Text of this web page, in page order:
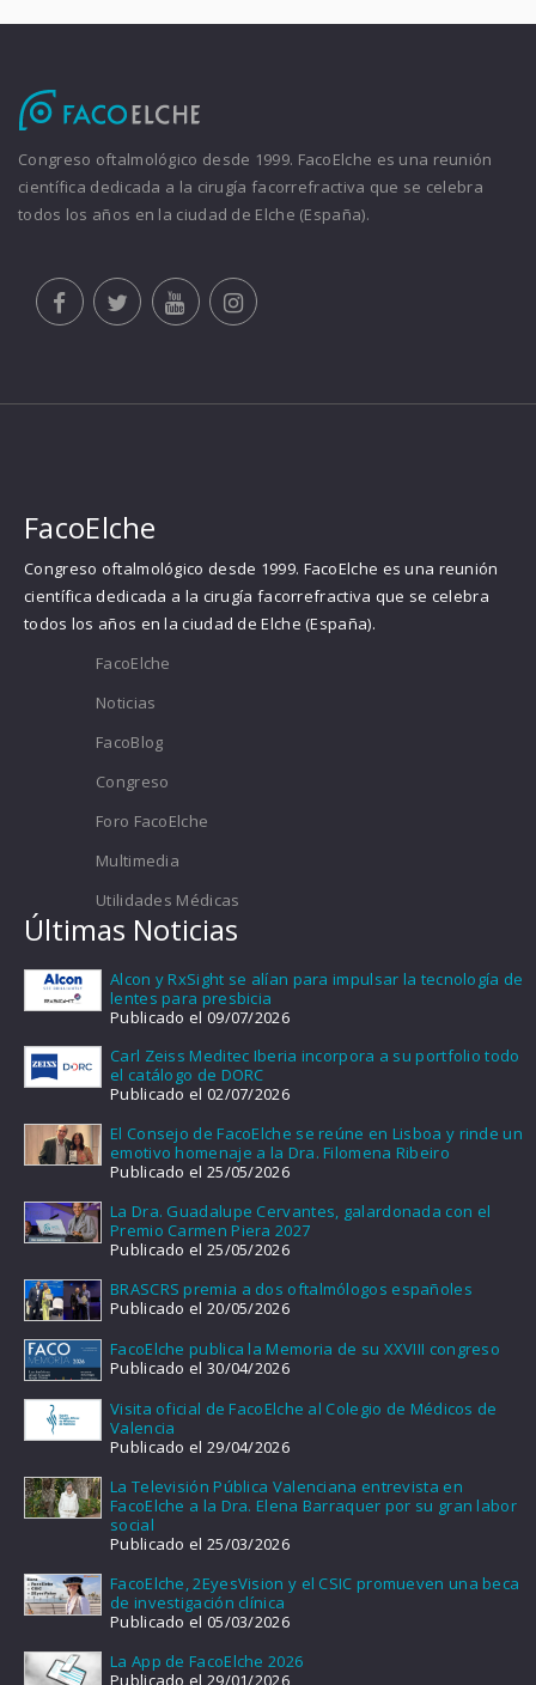
Congreso oftalmológico desde 1999. FacoElche es una reunión
científica dedicada a la cirugía facorrefractiva que se celebra
todos los años en la ciudad de Elche (España).
FacoElche
Congreso oftalmológico desde 1999. FacoElche es una reunión
científica dedicada a la cirugía facorrefractiva que se celebra
todos los años en la ciudad de Elche (España).
FacoElche
Noticias
FacoBlog
Congreso
Foro FacoElche
Multimedia
Utilidades Médicas
Últimas Noticias
Alcon y RxSight se alían para impulsar la tecnología de
lentes para presbicia
Publicado el 09/07/2026
Carl Zeiss Meditec Iberia incorpora a su portfolio todo
el catálogo de DORC
Publicado el 02/07/2026
El Consejo de FacoElche se reúne en Lisboa y rinde un
emotivo homenaje a la Dra. Filomena Ribeiro
Publicado el 25/05/2026
La Dra. Guadalupe Cervantes, galardonada con el
Premio Carmen Piera 2027
Publicado el 25/05/2026
BRASCRS premia a dos oftalmólogos españoles
Publicado el 20/05/2026
FacoElche publica la Memoria de su XXVIII congreso
Publicado el 30/04/2026
Visita oficial de FacoElche al Colegio de Médicos de
Valencia
Publicado el 29/04/2026
La Televisión Pública Valenciana entrevista en
FacoElche a la Dra. Elena Barraquer por su gran labor
social
Publicado el 25/03/2026
FacoElche, 2EyesVision y el CSIC promueven una beca
de investigación clínica
Publicado el 05/03/2026
La App de FacoElche 2026
Publicado el 29/01/2026